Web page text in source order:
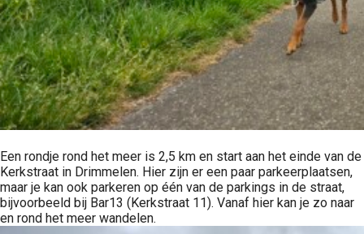
Een rondje rond het meer is 2,5 km en start aan het einde van de
Kerkstraat in Drimmelen. Hier zijn er een paar parkeerplaatsen,
maar je kan ook parkeren op één van de parkings in de straat,
bijvoorbeeld bij Bar13 (Kerkstraat 11). Vanaf hier kan je zo naar
en rond het meer wandelen.